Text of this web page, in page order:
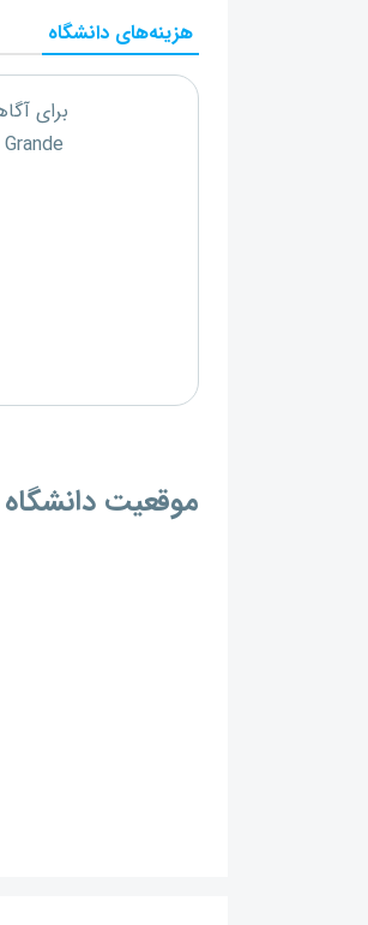
هزینه‌های دانشگاه
برای
موقعیت دانشگاه